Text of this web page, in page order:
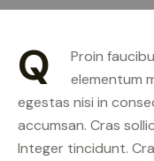
Q
Proin
elementum
egestas nisi in
accumsan. Cras
Integer tincidunt.